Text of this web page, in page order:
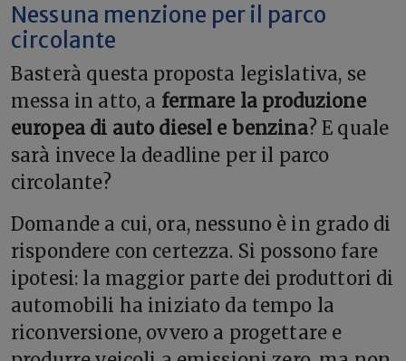
Nessuna menzione per il parco
circolante
Basterà questa proposta legislativa, se
messa in atto, a fermare la produzione
europea di auto diesel e benzina? E quale
sarà invece la deadline per il parco
circolante?
Domande a cui, ora, nessuno è in grado di
rispondere con certezza. Si possono fare
ipotesi: la maggior parte dei produttori di
automobili ha iniziato da tempo la
riconversione, ovvero a progettare e